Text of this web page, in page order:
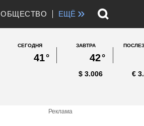
ОБЩЕСТВО ЕЩЁ »
СЕГОДНЯ
41°
ЗАВТРА
42°
3.006
$ €
Реклама